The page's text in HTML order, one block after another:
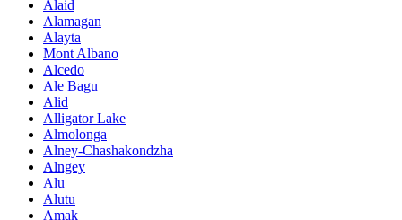
Alaid
Alamagan
Alayta
Mont Albano
Alcedo
Ale Bagu
Alid
Alligator Lake
Almolonga
Alney-Chashakondzha
Alngey
Alu
Alutu
Amak